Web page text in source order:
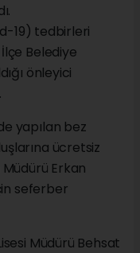
19) tedbirleri
Belediye
önleyici
yapılan bez
ücretsiz
Erkan
seferber
Müdürü Behsat